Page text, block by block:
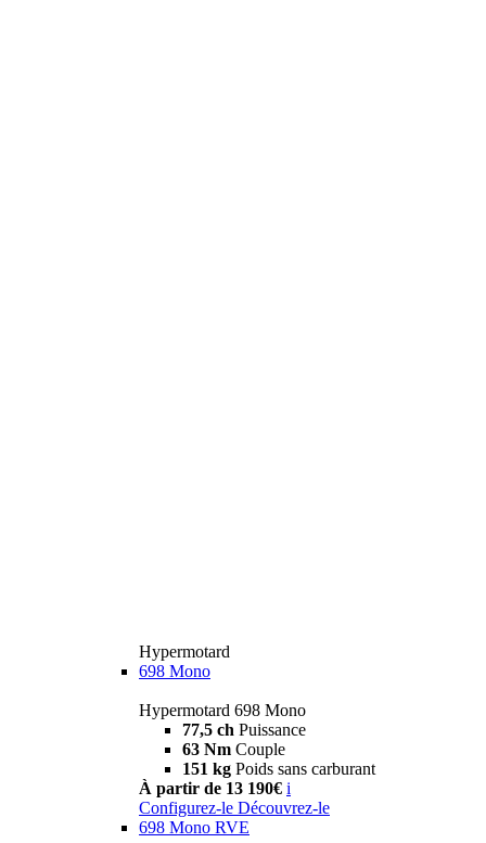
Hypermotard
698 Mono
Hypermotard 698 Mono
77,5 ch Puissance
63 Nm Couple
151 kg Poids sans carburant
À partir de 13 190€ i
Configurez-le Découvrez-le
698 Mono RVE